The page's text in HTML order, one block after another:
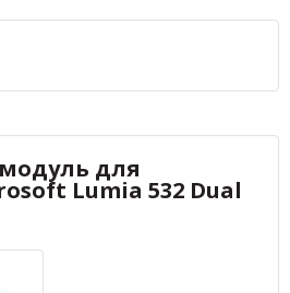
для
Lumia 532 Dual